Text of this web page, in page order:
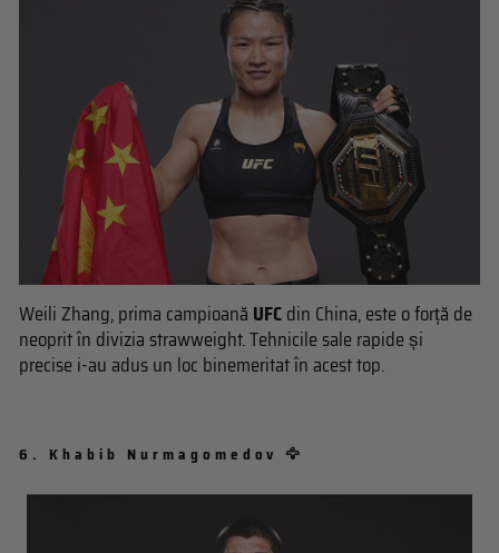
Weili Zhang, prima campioană UFCdin China, este o forță de
neoprit în divizia strawweight. Tehnicile sale rapide și
precise i-au adus un loc binemeritat în acest top.
6. Khabib Nurmagomedov 🦅